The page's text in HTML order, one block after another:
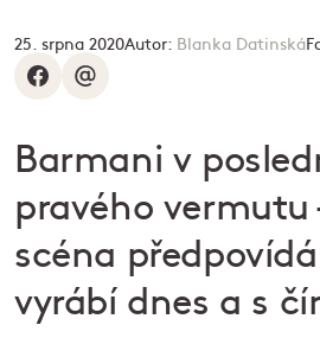
25. srpna 2020Autor: Blanka Datinská
Barmani v
pravého vermutu
scéna
vyrábí dnes a s